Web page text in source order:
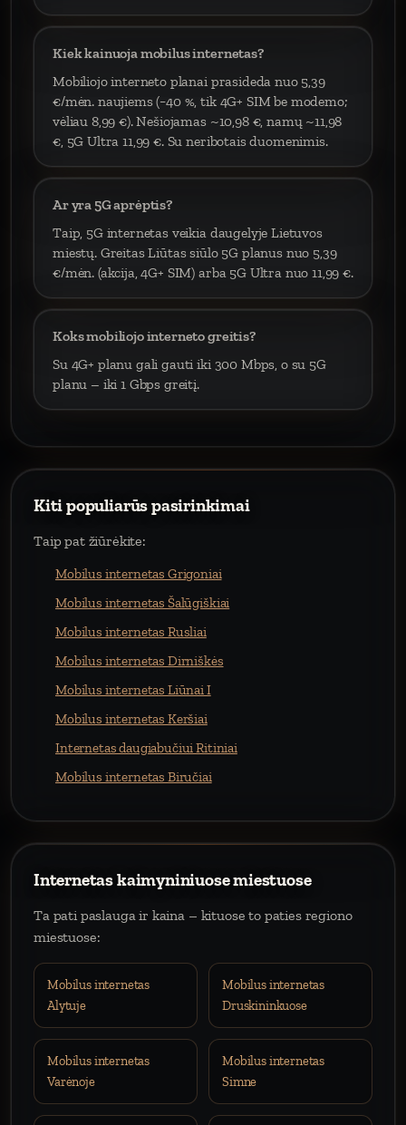
Kiek kainuoja mobilus internetas?
Mobiliojo interneto planai prasideda nuo 5,39
€/mėn. naujiems (−40 %, tik 4G+ SIM be modemo;
vėliau 8,99 €). Nešiojamas ~10,98 €, namų ~11,98
€, 5G Ultra 11,99 €. Su neribotais duomenimis.
Ar yra 5G aprėptis?
Taip, 5G internetas veikia daugelyje Lietuvos
miestų. Greitas Liūtas siūlo 5G planus nuo 5,39
€/mėn. (akcija, 4G+ SIM) arba 5G Ultra nuo 11,99 €.
Koks mobiliojo interneto greitis?
Su 4G+ planu gali gauti iki 300 Mbps, o su 5G
planu – iki 1 Gbps greitį.
Kiti populiarūs pasirinkimai
Taip pat žiūrėkite:
Mobilus internetas Grigoniai
Mobilus internetas Šalūgiškiai
Mobilus internetas Rusliai
Mobilus internetas Dirniškės
Mobilus internetas Liūnai I
Mobilus internetas Keršiai
Internetas daugiabučiui Ritiniai
Mobilus internetas Biručiai
Internetas kaimyniniuose miestuose
Ta pati paslauga ir kaina – kituose to paties regiono
miestuose:
Mobilus internetas
Alytuje
Mobilus internetas
Druskininkuose
Mobilus internetas
Varėnoje
Mobilus internetas
Simne